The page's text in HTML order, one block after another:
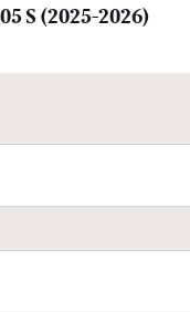
S (2025-2026)